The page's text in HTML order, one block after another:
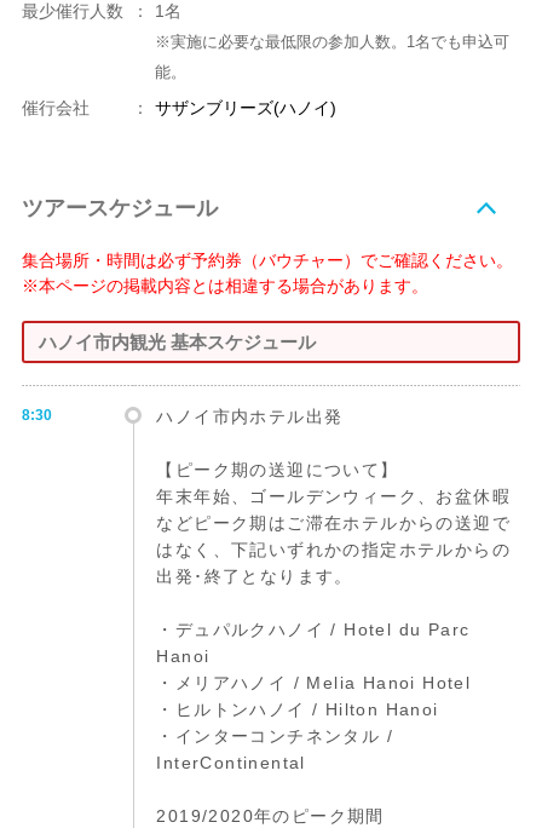
最少催行人数
： 1名
※実施に必要な最低限の参加人数。1名でも申込可
能。
催行会社 ： サザンブリーズ(ハノイ)
ツアースケジュール
集合場所・時間は必ず予約券（バウチャー）でご確認ください。
※本ページの掲載内容とは相違する場合があります。
ハノイ市内観光 基本スケジュール
8:30 ハノイ市内ホテル出発
【ピーク期の送迎について】
年末年始、ゴールデンウィーク、お盆休暇
などピーク期はご滞在ホテルからの送迎で
はなく、下記いずれかの指定ホテルからの
出発･終了となります。
・デュパルクハノイ / Hotel du Parc
Hanoi
・メリアハノイ / Melia Hanoi Hotel
・ヒルトンハノイ / Hilton Hanoi
・インターコンチネンタル /
InterContinental
2019/2020年のピーク期間